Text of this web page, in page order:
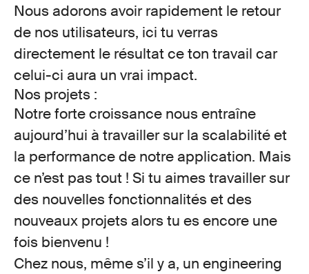
Nous adorons avoir rapidement le retour
de nos utilisateurs, ici tu verras
directement le résultat ce ton travail car
celui-ci aura un vrai impact.
Nos projets :
Notre forte croissance nous entraîne
aujourd’hui à travailler surla scalabilitéet
la performancede notre application. Mais
ce n’est pas tout ! Si tu aimes travailler sur
des nouvelles fonctionnalités et des
nouveaux projets alors tu es encore une
fois bienvenu !
Chez nous, même s’il y a, un engineering